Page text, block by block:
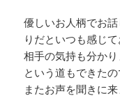
優しいお人柄でお
りだといつも感じて
相手の気持も分か
という道もできた
またお声を聞きに来